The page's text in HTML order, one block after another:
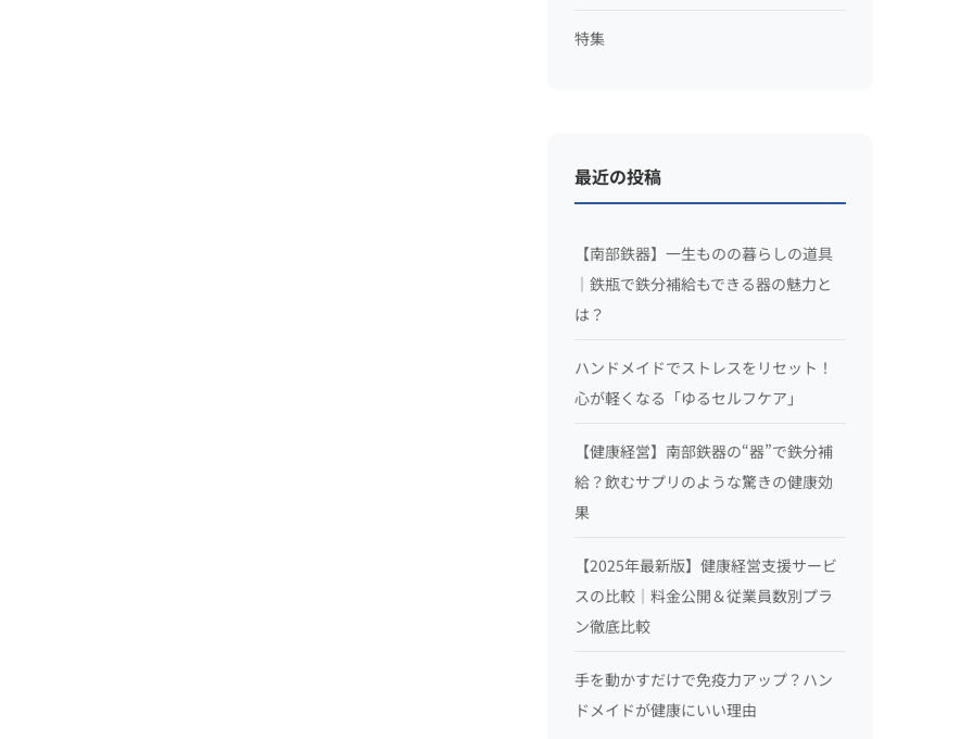
特集
最近の投稿
【南部鉄器】一生ものの暮らしの道具
｜鉄瓶で鉄分補給もできる器の魅力と
は？
ハンドメイドでストレスをリセット！
心が軽くなる「ゆるセルフケア」
【健康経営】南部鉄器の“器”で鉄分補
給？飲むサプリのような驚きの健康効
果
【2025年最新版】健康経営支援サービ
スの比較｜料金公開＆従業員数別プラ
ン徹底比較
手を動かすだけで免疫力アップ？ハン
ドメイドが健康にいい理由